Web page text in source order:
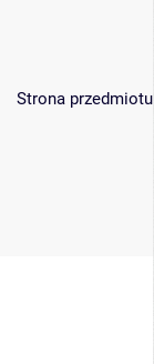
Strona przedmiotu